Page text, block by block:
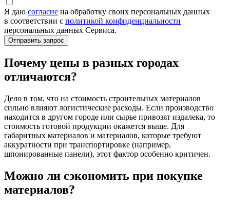
Я даю согласие на обработку своих персональных данных
в соответствии с политикой конфиденциальности
персональных данных Сервиса.
Почему цены в разных городах
отличаются?
Дело в том, что на стоимость строительных материалов
сильно влияют логистические расходы. Если производство
находится в другом городе или сырье привозят издалека, то
стоимость готовой продукции окажется выше. Для
габаритных материалов и материалов, которые требуют
аккуратности при транспортировке (например,
шпонированные панели), этот фактор особенно критичен.
Можно ли сэкономить при покупке
материалов?